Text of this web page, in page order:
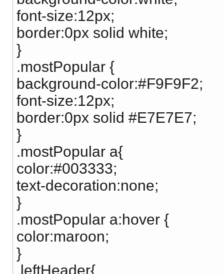
font-size:12px;
border:0px solid white;
}
.mostPopular {
background-color:#F9F9F2;
font-size:12px;
border:0px solid #E7E7E7;
}
.mostPopular a{
color:#003333;
text-decoration:none;
}
.mostPopular a:hover {
color:maroon;
}
.leftHeader{